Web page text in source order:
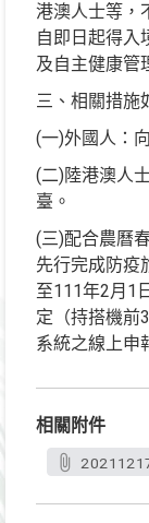
港澳人士等，
自即日起得入
及自主健康管
三、相關措施
(一)外國人：
(二)陸港澳人
臺。
(三)配合農曆
先行完成防疫
至111年2月1
定（持搭機前
系統之線上申
相關附件